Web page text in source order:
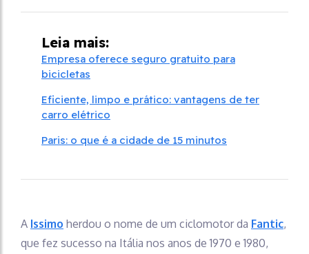
Leia mais:
Empresa oferece seguro gratuito para
bicicletas
Eficiente, limpo e prático: vantagens de ter
carro elétrico
Paris: o que é a cidade de 15 minutos
A Issimo herdou o nome de um ciclomotor da Fantic,
que fez sucesso na Itália nos anos de 1970 e 1980,